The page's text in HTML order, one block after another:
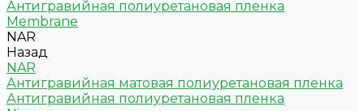
Антигравийная полиуретановая пленка
Membrane
NAR
Назад
NAR
Антигравийная матовая полиуретановая пленка
Антигравийная полиуретановая пленка